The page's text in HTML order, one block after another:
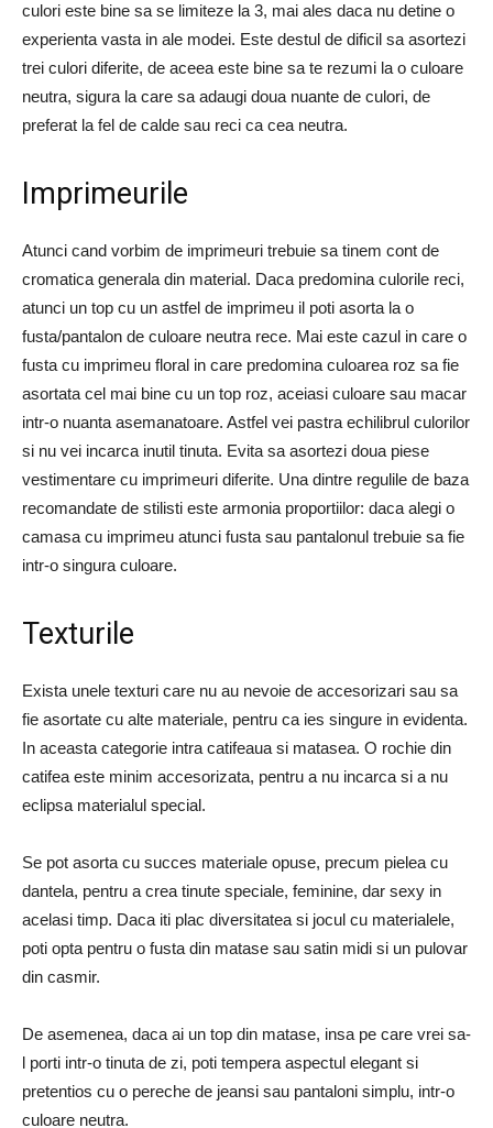
culori este bine sa se limiteze la 3, mai ales daca nu detine o
experienta vasta in ale modei. Este destul de dificil sa asortezi
trei culori diferite, de aceea este bine sa te rezumi la o culoare
neutra, sigura la care sa adaugi doua nuante de culori, de
preferat la fel de calde sau reci ca cea neutra.
Imprimeurile
Atunci cand vorbim de imprimeuri trebuie sa tinem cont de
cromatica generala din material. Daca predomina culorile reci,
atunci un top cu un astfel de imprimeu il poti asorta la o
fusta/pantalon de culoare neutra rece. Mai este cazul in care o
fusta cu imprimeu floral in care predomina culoarea roz sa fie
asortata cel mai bine cu un top roz, aceiasi culoare sau macar
intr-o nuanta asemanatoare. Astfel vei pastra echilibrul culorilor
si nu vei incarca inutil tinuta. Evita sa asortezi doua piese
vestimentare cu imprimeuri diferite. Una dintre regulile de baza
recomandate de stilisti este armonia proportiilor: daca alegi o
camasa cu imprimeu atunci fusta sau pantalonul trebuie sa fie
intr-o singura culoare.
Texturile
Exista unele texturi care nu au nevoie de accesorizari sau sa
fie asortate cu alte materiale, pentru ca ies singure in evidenta.
In aceasta categorie intra catifeaua si matasea. O rochie din
catifea este minim accesorizata, pentru a nu incarca si a nu
eclipsa materialul special.
Se pot asorta cu succes materiale opuse, precum pielea cu
dantela, pentru a crea tinute speciale, feminine, dar sexy in
acelasi timp. Daca iti plac diversitatea si jocul cu materialele,
poti opta pentru o fusta din matase sau satin midi si un pulovar
din casmir.
De asemenea, daca ai un top din matase, insa pe care vrei sa-
l porti intr-o tinuta de zi, poti tempera aspectul elegant si
pretentios cu o pereche de jeansi sau pantaloni simplu, intr-o
culoare neutra.